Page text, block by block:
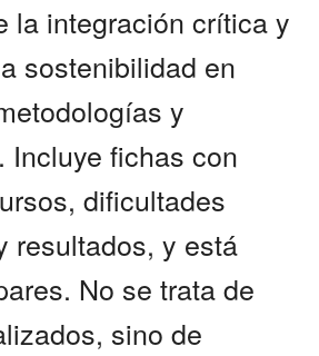
la integración crítica y
sostenibilidad en
y
Incluye fichas con
dificultades
resultados, y está
No se trata de
sino de